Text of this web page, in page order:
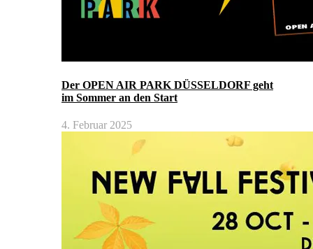
Der OPEN AIR PARK DÜSSELDORF geht
im Sommer an den Start
4. Februar 2025